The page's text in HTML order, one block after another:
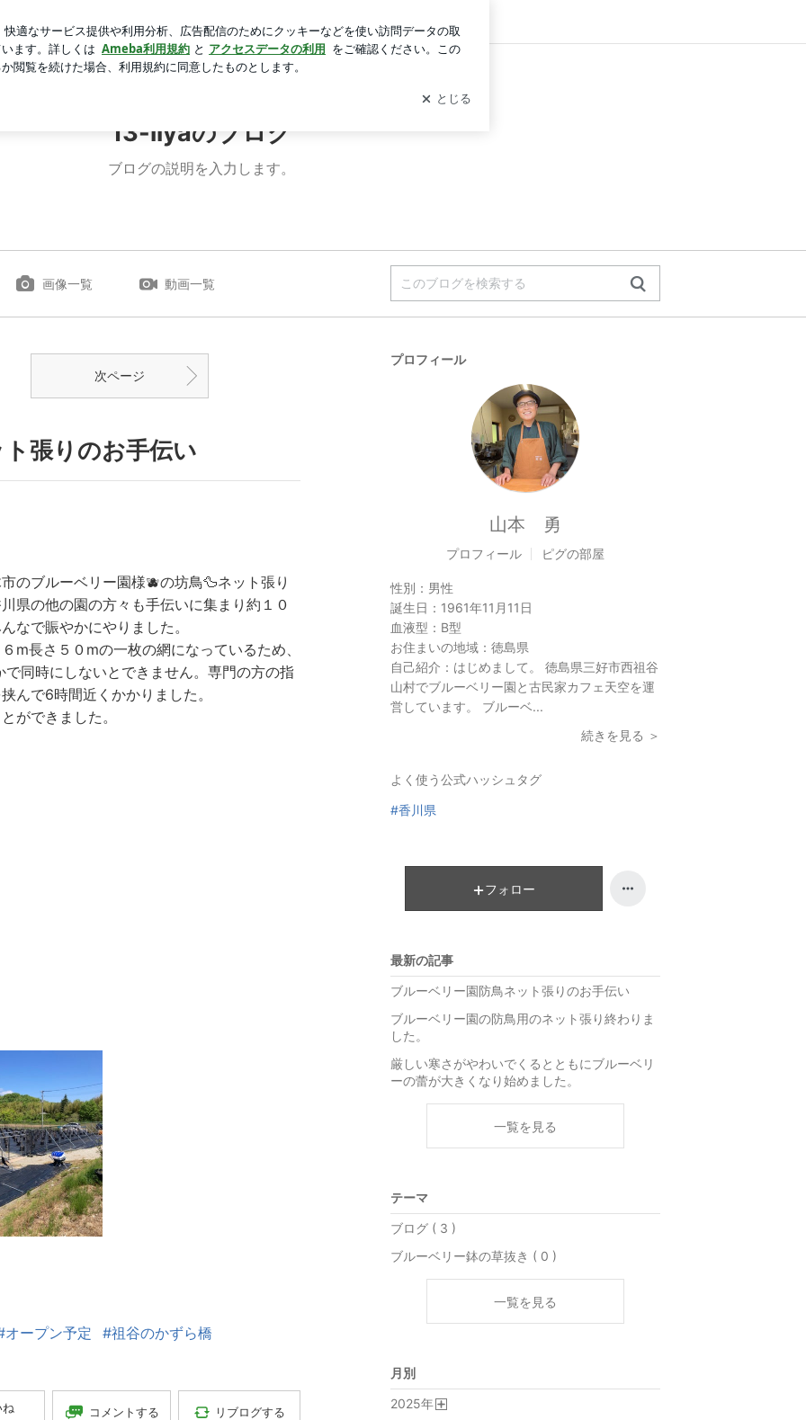
と色の選び方 新規登録 ログイン
13-iiyaのブログ
ブログの説明を入力します。
画像一覧 動画一覧
次ページ
張りのお手伝い
のブルーベリー園様🫐の坊鳥🦆ネット張り
県の他の園の方々も手伝いに集まり約１０
なで賑やかにやりました。
m長さ５０mの一枚の網になっているため、
で同時にしないとできません。専門の方の指
んで6時間近くかかりました。
ができました。
オープン予定 #祖谷のかずら橋
ね コメントする リブログする
プロフィール
山本 勇
プロフィール ピグの部屋
性別： 男性
誕生日： 1961年11月11日
血液型： B型
お住まいの地域： 徳島県
自己紹介： はじめまして。 徳島県三好市西祖谷
山村でブルーベリー園と古民家カフェ天空を運
営しています。 ブルーベ...
続きを見る ＞
よく使う公式ハッシュタグ
#香川県
フォロー
最新の記事
ブルーベリー園防鳥ネット張りのお手伝い
ブルーベリー園の防鳥用のネット張り終わりま
した。
厳しい寒さがやわいでくるとともにブルーベリ
ーの蕾が大きくなり始めました。
一覧を見る
テーマ
ブログ ( 3 )
ブルーベリー鉢の草抜き ( 0 )
一覧を見る
月別
2025年